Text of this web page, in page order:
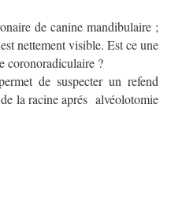
de canine mandibulaire ;
nettement visible. Est ce une
coronoradiculaire ?
de suspecter un refend
la racine aprés alvéolotomie